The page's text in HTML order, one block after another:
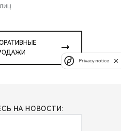
НА НОВОСТИ:
Privacy notice